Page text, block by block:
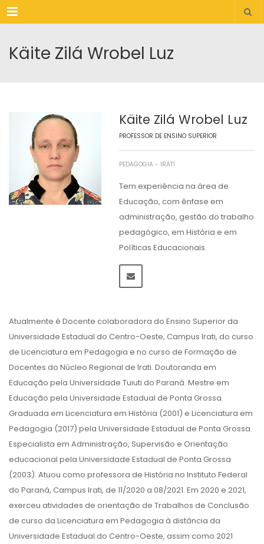
Menu
Käite Zilá Wrobel Luz
Käite Zilá Wrobel Luz
PROFESSOR DE ENSINO SUPERIOR
PEDAGOGIA - IRATI
Tem experiência na área de
Educação, com ênfase em
administração, gestão do trabalho
pedagógico, em História e em
Políticas Educacionais.
Atualmente é Docente colaboradora do Ensino Superior da
Universidade Estadual do Centro-Oeste, Campus Irati, do curso
de Licenciatura em Pedagogia e no curso de Formação de
Docentes do Núcleo Regional de Irati. Doutoranda em
Educação pela Universidade Tuiuti do Paraná. Mestre em
Educação pela Universidade Estadual de Ponta Grossa.
Graduada em Licenciatura em História (2001) e Licenciatura em
Pedagogia (2017) pela Universidade Estadual de Ponta Grossa.
Especialista em Administração, Supervisão e Orientação
educacional pela Universidade Estadual de Ponta Grossa
(2003). Atuou como professora de História no Instituto Federal
do Paraná, Campus Irati, de 11/2020 a 08/2021. Em 2020 e 2021,
exerceu atividades de orientação de Trabalhos de Conclusão
de curso da Licenciatura em Pedagogia à distância da
Universidade Estadual do Centro-Oeste, assim como 2021